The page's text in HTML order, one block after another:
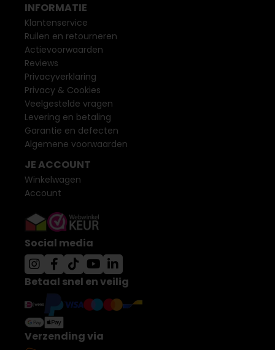
INFORMATIE
Klantenservice
Ruilen en retourneren
Actievoorwaarden
Reviews
Privacyverklaring
Privacy & Cookies
Veelgestelde vragen
Levering en betaling
Garantie en defecten
Algemene voorwaarden
JE ACCOUNT
Winkelwagen
Account
Social media
Betaal snel en veilig
Verzending via